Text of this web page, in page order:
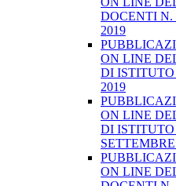
DOCENTI N.
2019
ON LINE
DI ISTITUTO
2019
ON LINE
DI ISTITUTO
ON LINE